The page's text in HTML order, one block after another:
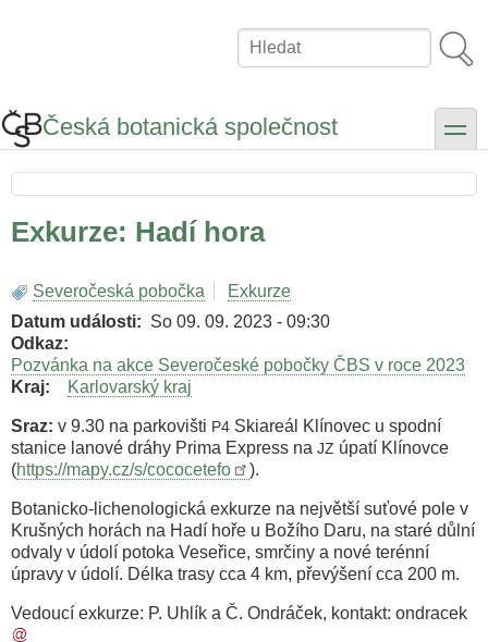
Hledat
Česká botanická společnost toggle
Exkurze: Hadí hora
Severočeská pobočka
Exkurze
Datum události
So 09. 09. 2023 - 09:30
Odkaz
Pozvánka na akce Severočeské pobočky ČBS v roce 2023
Kraj
Karlovarský kraj
Sraz: v 9.30 na parkovišti P4 Skiareál Klínovec u spodní
stanice lanové dráhy Prima Express na JZ úpatí Klínovce
(https://mapy.cz/s/cococetefo ).
Botanicko-lichenologická exkurze na největší suťové pole v
Krušných horách na Hadí hoře u Božího Daru, na staré důlní
odvaly v údolí potoka Veseřice, smrčiny a nové terénní
úpravy v údolí. Délka trasy cca 4 km, převýšení cca 200 m.
Vedoucí exkurze: P. Uhlík a Č. Ondráček, kontakt: ondracek